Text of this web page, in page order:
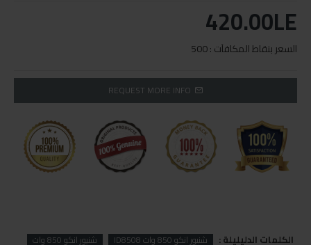
420.00LE
السعر بنقاط المكافآت : 500
REQUEST MORE INFO
الكلمات الدليليلة : شنيور انكو 850 وات ID8508
شنيور انكو 850 وات